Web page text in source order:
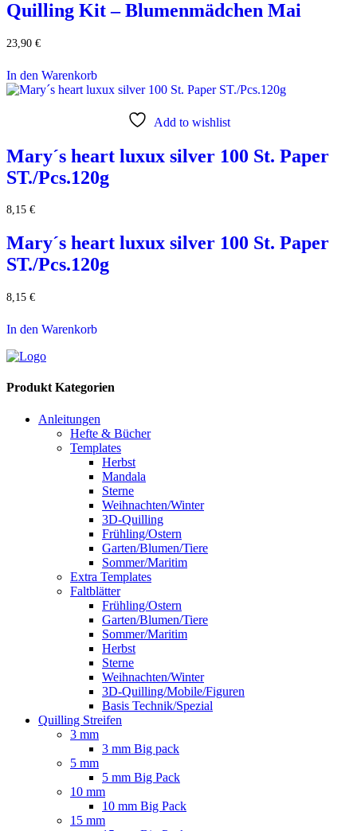
Quilling Kit – Blumenmädchen Mai
23,90 €
In den Warenkorb
Add to wishlist
Mary´s heart luxux silver 100 St. Paper
ST./Pcs.120g
8,15 €
Mary´s heart luxux silver 100 St. Paper
ST./Pcs.120g
8,15 €
In den Warenkorb
Produkt Kategorien
Anleitungen
Hefte & Bücher
Templates
Herbst
Mandala
Sterne
Weihnachten/Winter
3D-Quilling
Frühling/Ostern
Garten/Blumen/Tiere
Sommer/Maritim
Extra Templates
Faltblätter
Frühling/Ostern
Garten/Blumen/Tiere
Sommer/Maritim
Herbst
Sterne
Weihnachten/Winter
3D-Quilling/Mobile/Figuren
Basis Technik/Spezial
Quilling Streifen
3 mm
3 mm Big pack
5 mm
5 mm Big Pack
10 mm
10 mm Big Pack
15 mm